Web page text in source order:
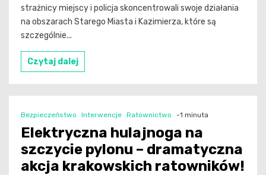
strażnicy miejscy i policja skoncentrowali swoje działania
na obszarach Starego Miasta i Kazimierza, które są
szczególnie...
Czytaj dalej
Bezpieczeństwo Interwencje Ratownictwo -1 minuta
Elektryczna hulajnoga na
szczycie pylonu – dramatyczna
akcja krakowskich ratowników!